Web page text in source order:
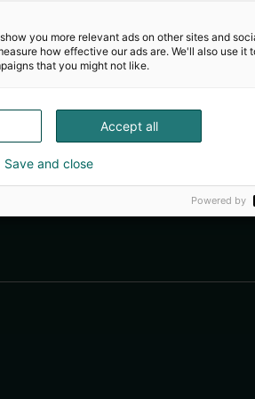
you more relevant ads on other sites and
how effective our ads are. We'll also use it
that you might not like.
Accept all
Save and close
Powered by